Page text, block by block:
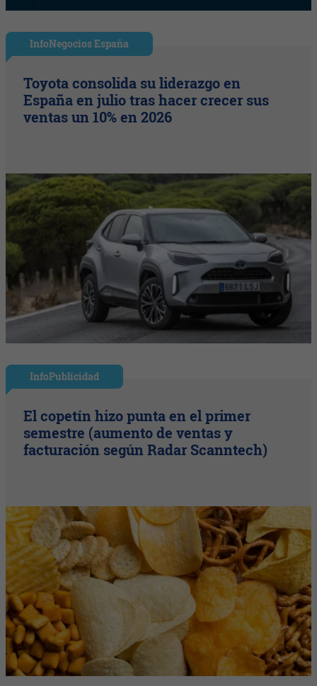
InfoNegocios España
Toyota consolida su liderazgo en
España en julio tras hacer crecer sus
ventas un 10% en 2026
InfoPublicidad
El copetín hizo punta en el primer
semestre (aumento de ventas y
facturación según Radar Scanntech)